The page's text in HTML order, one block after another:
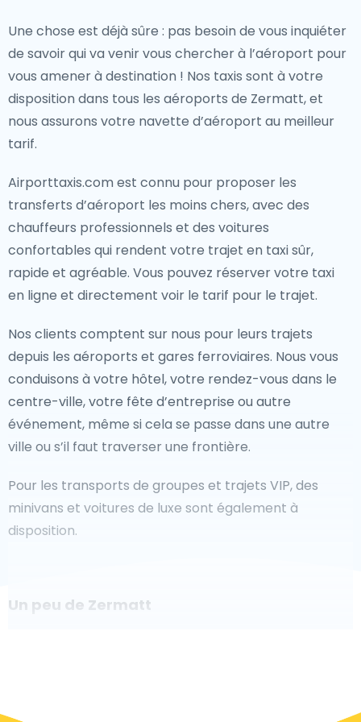
Une chose est déjà sûre : pas besoin de vous inquiéter
de savoir qui va venir vous chercher à l’aéroport pour
vous amener à destination ! Nos taxis sont à votre
disposition dans tous les aéroports de Zermatt, et
nous assurons votre navette d’aéroport au meilleur
tarif.
Airporttaxis.com est connu pour proposer les
transferts d’aéroport les moins chers, avec des
chauffeurs professionnels et des voitures
confortables qui rendent votre trajet en taxi sûr,
rapide et agréable. Vous pouvez réserver votre taxi
en ligne et directement voir le tarif pour le trajet.
Nos clients comptent sur nous pour leurs trajets
depuis les aéroports et gares ferroviaires. Nous vous
conduisons à votre hôtel, votre rendez-vous dans le
centre-ville, votre fête d’entreprise ou autre
événement, même si cela se passe dans une autre
ville ou s’il faut traverser une frontière.
Pour les transports de groupes et trajets VIP, des
minivans et voitures de luxe sont également à
disposition.
Un peu de Zermatt